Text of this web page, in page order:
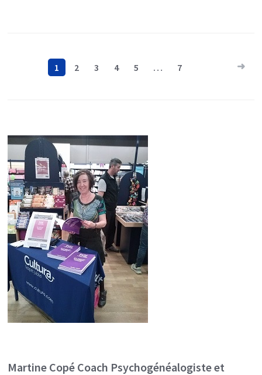
Pagination
1 2 3 4 5 … 7
Martine Copé Coach Psychogénéalogiste et